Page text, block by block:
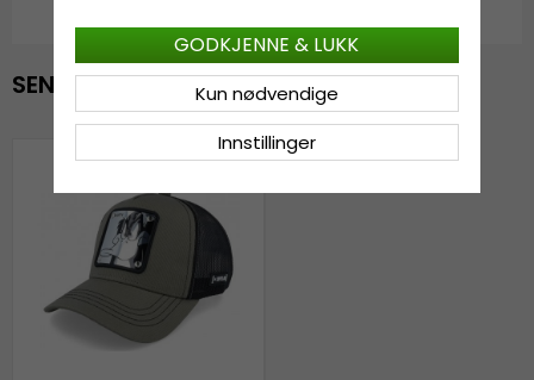
SENEST VISTE
Innstillinger
Kun nødvendige
GODKJENNE & LUKK